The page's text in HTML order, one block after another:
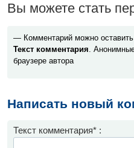
Вы можете стать
— Комментарий можно оставить
Текст комментария.
браузере автора
Написать новый
Текст комментария* :